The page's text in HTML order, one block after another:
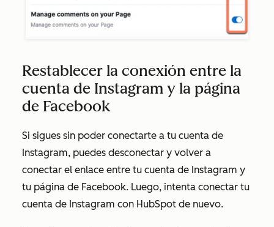
Restablecer la conexión entre la
cuenta de Instagram y la página
de Facebook
Si sigues sin poder conectarte a tu cuenta de
Instagram, puedes desconectar y volver a
conectar el enlace entre tu cuenta de Instagram y
tu página de Facebook. Luego, intenta conectar tu
cuenta de Instagram con HubSpot de nuevo.